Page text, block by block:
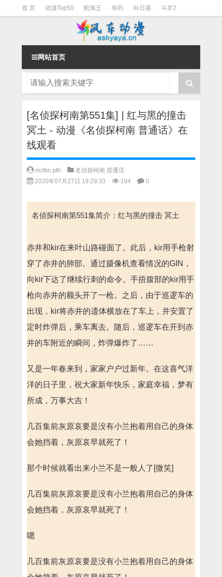
首 页 动漫Top50 航海王 有药 向日葵 斗罗2
一拳超人 柯南 阴阳师
网站首页
[名侦探柯南第551集] | 红与黑的撞击
冥土 - 动漫《名侦探柯南 普通话》在
线观看
mztkn pth
名侦探柯南 普通话
2020年07月27日 19:29:33
194 0
名侦探柯南第551集简介：红与黑的撞击 冥土
赤井和kir在来叶山路碰面了。此后，kir用手枪射
穿了赤井的肺部。通过摄像机查看情况的GIN，
向kir下达了继续行刺的命令。手捂腹部的kir用手
枪向赤井的额头开了一枪。之后，由于巡逻车的
出现，kir将赤井的遗体横放在了车上，并安置了
定时炸弹后，乘车离去。随后，巡逻车在开到赤
井的车附近的瞬间，炸弹爆炸了……
又是一年春来到，家家户户过新年。在这喜气洋
洋的日子里，祝大家新年快乐，家庭幸福，梦有
所成，万事大吉！
几百集前灰原哀要是没有小兰抱着用自己的身体
会她挡着，灰原哀早就死了！
那个时候就看出来小兰不是一般人了[微笑]
几百集前灰原哀要是没有小兰抱着用自己的身体
会她挡着，灰原哀早就死了！
嗯
几百集前灰原哀要是没有小兰抱着用自己的身体